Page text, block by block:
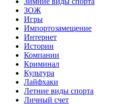
ЗОЖ
Игры
Импортозамещение
Интернет
Истории
Компании
Криминал
Культура
Лайфхаки
Летние виды спорта
Личный счет